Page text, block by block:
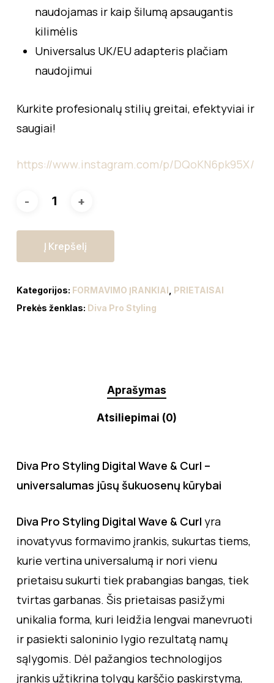
naudojamas ir kaip šilumą apsaugantis
kilimėlis
Universalus UK/EU adapteris plačiam
naudojimui
Kurkite profesionalų stilių greitai, efektyviai ir
saugiai!
https://www.instagram.com/p/DQoKN6pk95X/
Į Krepšelį
Kategorijos: FORMAVIMO ĮRANKIAI , PRIETAISAI
Prekės ženklas: Diva Pro Styling
Aprašymas
Atsiliepimai (0)
Diva Pro Styling Digital Wave & Curl –
universalumas jūsų šukuosenų kūrybai
Diva Pro Styling Digital Wave & Curl yra
inovatyvus formavimo įrankis, sukurtas tiems,
kurie vertina universalumą ir nori vienu
prietaisu sukurti tiek prabangias bangas, tiek
tvirtas garbanas. Šis prietaisas pasižymi
unikalia forma, kuri leidžia lengvai manevruoti
ir pasiekti saloninio lygio rezultatą namų
sąlygomis. Dėl pažangios technologijos
įrankis užtikrina tolygų karščio paskirstymą,